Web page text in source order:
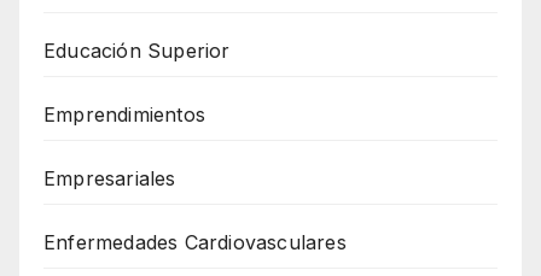
Educación Superior
Emprendimientos
Empresariales
Enfermedades Cardiovasculares